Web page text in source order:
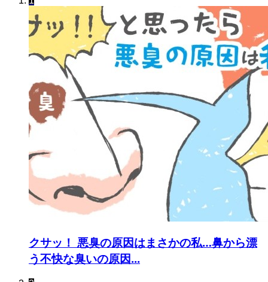
クサッ！ 悪臭の原因はまさかの私…鼻から漂
う不快な臭いの原因...